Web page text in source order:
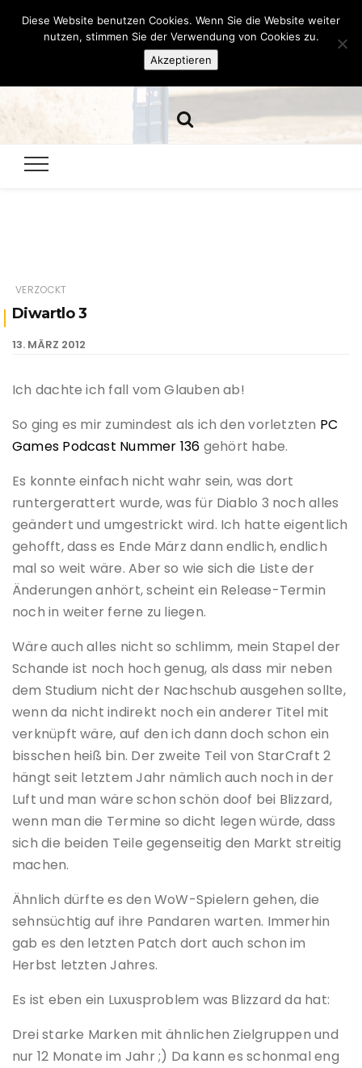
Hazamelistan
VERZOCKT
Diwartlo 3
13. MÄRZ 2012
Ich dachte ich fall vom Glauben ab!
So ging es mir zumindest als ich den vorletzten PC
Games Podcast Nummer 136 gehört habe.
Es konnte einfach nicht wahr sein, was dort
runtergerattert wurde, was für Diablo 3 noch alles
geändert und umgestrickt wird. Ich hatte eigentlich
gehofft, dass es Ende März dann endlich, endlich
mal so weit wäre. Aber so wie sich die Liste der
Änderungen anhört, scheint ein Release-Termin
noch in weiter ferne zu liegen.
Wäre auch alles nicht so schlimm, mein Stapel der
Schande ist noch hoch genug, als dass mir neben
dem Studium nicht der Nachschub ausgehen sollte,
wenn da nicht indirekt noch ein anderer Titel mit
verknüpft wäre, auf den ich dann doch schon ein
bisschen heiß bin. Der zweite Teil von StarCraft 2
hängt seit letztem Jahr nämlich auch noch in der
Luft und man wäre schon schön doof bei Blizzard,
wenn man die Termine so dicht legen würde, dass
sich die beiden Teile gegenseitig den Markt streitig
machen.
Ähnlich dürfte es den WoW-Spielern gehen, die
sehnsüchtig auf ihre Pandaren warten. Immerhin
gab es den letzten Patch dort auch schon im
Herbst letzten Jahres.
Es ist eben ein Luxusproblem was Blizzard da hat:
Drei starke Marken mit ähnlichen Zielgruppen und
nur 12 Monate im Jahr ;) Da kann es schonmal eng
Diese Website benutzen Cookies. Wenn Sie die Website weiter
nutzen, stimmen Sie der Verwendung von Cookies zu.
Akzeptieren